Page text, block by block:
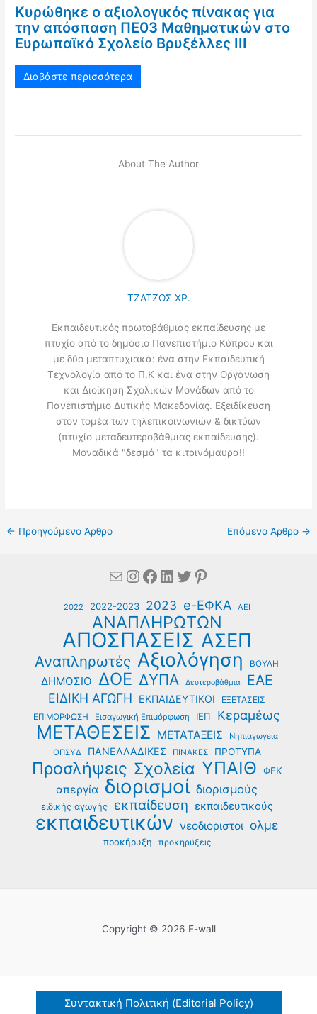
Κυρώθηκε ο αξιολογικός πίνακας για
την απόσπαση ΠΕ03 Μαθηματικών στο
Ευρωπαϊκό Σχολείο Βρυξέλλες ΙΙΙ
Διαβάστε περισσότερα
About The Author
ΤΖΑΤΖΟΣ ΧΡ.
Εκπαιδευτικός πρωτοβάθμιας εκπαίδευσης με
πτυχίο από το δημόσιο Πανεπιστήμιο Κύπρου και
με δύο μεταπτυχιακά: ένα στην Εκπαιδευτική
Τεχνολογία από το Π.Κ και ένα στην Οργάνωση
και Διοίκηση Σχολικών Μονάδων από το
Πανεπιστήμιο Δυτικής Μακεδονίας. Εξειδίκευση
στον τομέα των τηλεπικοινωνιών & δικτύων
(πτυχίο μεταδευτεροβάθμιας εκπαίδευσης).
Μοναδικά "δεσμά" τα κιτρινόμαυρα!!
← Προηγούμενο Άρθρο Επόμενο Άρθρο →
MailInstagram
Facebook
Linkedin
Twitter
Pinterest
2022 2022-2023 2023 e-ΕΦΚΑ ΑΕΙ
ΑΝΑΠΛΗΡΩΤΩΝ
ΑΠΟΣΠΑΣΕΙΣ ΑΣΕΠ
Αναπληρωτές Αξιολόγηση ΒΟΥΛΗ
ΔΗΜΟΣΙΟ ΔΟΕ ΔΥΠΑ Δευτεροβάθμια ΕΑΕ
ΕΙΔΙΚΗ ΑΓΩΓΗ ΕΚΠΑΙΔΕΥΤΙΚΟΙ ΕΞΕΤΑΣΕΙΣ
ΕΠΙΜΟΡΦΩΣΗ Εισαγωγική Επιμόρφωση ΙΕΠ Κεραμέως
ΜΕΤΑΘΕΣΕΙΣ ΜΕΤΑΤΑΞΕΙΣ
Νηπιαγωγεία
ΟΠΣΥΔ
ΠΑΝΕΛΛΑΔΙΚΕΣ ΠΙΝΑΚΕΣ ΠΡΟΤΥΠΑ
Προσλήψεις Σχολεία ΥΠΑΙΘ ΦΕΚ
απεργία διορισμοί διορισμούς
ειδικής αγωγής εκπαίδευση εκπαιδευτικούς
εκπαιδευτικών νεοδιοριστοι ολμε
προκήρυξη προκηρύξεις
Copyright © 2026 E-wall
Συντακτική Πολιτική (Editorial Policy)